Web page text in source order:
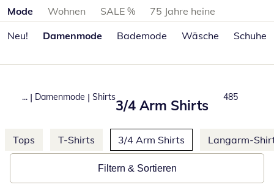
Produktkategorien überspringen
Mode Wohnen SALE %
75 Jahre heine
Neu!
Damenmode Bademode Wäsche Schuhe
... | Damenmode | Shirts
3/4 Arm Shirts
Produkte
485
Weitere Kategorien überspringen
Tops T-Shirts 3/4 Arm Shirts Langarm-
Filtern & Sortieren